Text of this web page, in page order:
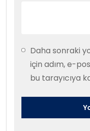
Daha sonraki
için adım, e-
bu tarayıcıya